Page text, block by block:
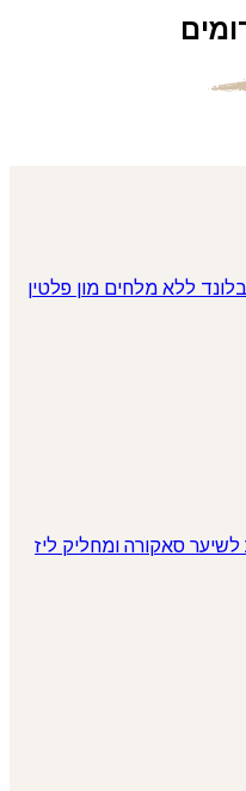
ללא מלחים מון פלטין
סאקורה ומחליק ליז